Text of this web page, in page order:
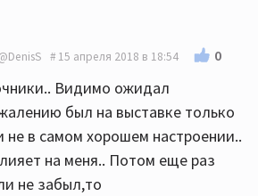
15 апреля 2018 в 18:54 0
Видимо ожидал
был на выставке только
не в самом хорошем настроении..
на меня.. Потом еще раз
не забыл,то